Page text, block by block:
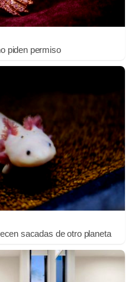
piden permiso
sacadas de otro planeta